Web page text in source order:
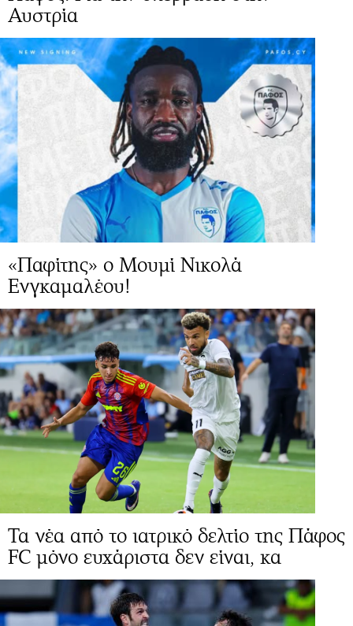
Αυστρία
«Παφίτης» ο Μουμί Νικολά
Ενγκαμαλέου!
Τα νέα από το ιατρικό δελτίο της Πάφος
FC μόνο ευχάριστα δεν είναι, κα